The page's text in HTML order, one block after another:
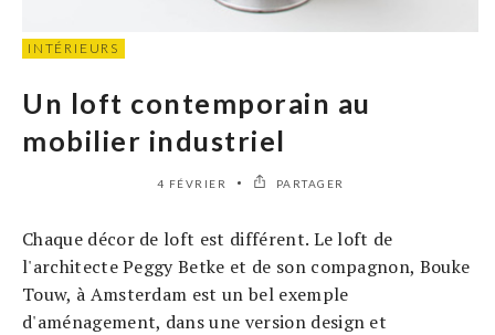
INTÉRIEURS
Un loft contemporain au
mobilier industriel
4 FÉVRIER PARTAGER
Chaque décor de loft est différent. Le loft de
l'architecte Peggy Betke et de son compagnon, Bouke
Touw, à Amsterdam est un bel exemple
d'aménagement, dans une version design et